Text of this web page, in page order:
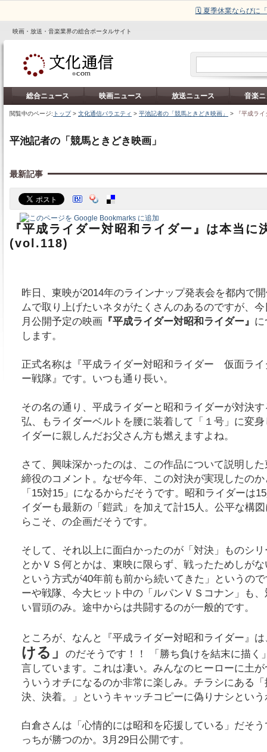
🗓️ 夏季休業ならびに
映画・放送・音楽業界の総合ポータルサイト
総合ニュース 映画ニュース 放送ニュース 音楽
閲覧中のページ: トップ> 文化通信バラエティ > 平池記者の「競馬ときどき映画」 > 『平成ラ
平池記者の「競馬ときどき映画」
最新記事
『平成ライダー対昭和ライダー』は本当に
(vol.118)
昨日、東映が2014年のラインナップ発表会を都内で
ムで取り上げたいネタがたくさんのあるのですが、
月公開予定の映画 『平成ライダー対昭和ライダー』
します。
正式名称は『平成ライダー対昭和ライダー 仮面ラ
ー戦隊』です。いつも通り長い。
その名の通り、平成ライダーと昭和ライダーが対決
弘、もライダーベルトを腰に装着して「１号」に変
イダーに親しんだお父さん方も燃えますよね。
さて、興味深かったのは、この作品について説明し
締役のコメント。なぜ今年、この対決が実現したの
「15対15」になるからだそうです。昭和ライダーは
イダーも最新の「鎧武」を加えて計15人。公平な構
らこそ、の企画だそうです。
そして、それ以上に面白かったのが「対決」ものシ
とかＶＳ何とかは、東映に限らず、戦ったためしが
という方式が40年前も前から続いてきた」というの
ーや戦隊、今大ヒット中の「ルパンＶＳコナン」も
い冒頭のみ。途中からは共闘するのが一般的です。
ところが、なんと『平成ライダー対昭和ライダー』は
ける」
のだそうです！！ 「勝ち負けを結末に描く
言しています。これは凄い。みんなのヒーローに土
ういうオチになるのか非常に楽しみ。チラシにある
決、決着。」というキャッチコピーに偽りナシとい
白倉さんは「心情的には昭和を応援している」だそ
っちが勝つのか。3月29日公開です。